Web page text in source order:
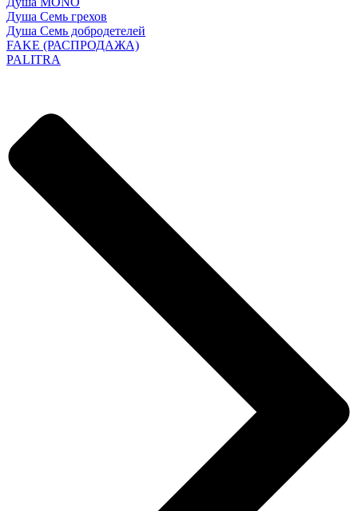
Душа Семь грехов
Душа Семь добродетелей
FAKE (РАСПРОДАЖА)
PALITRA